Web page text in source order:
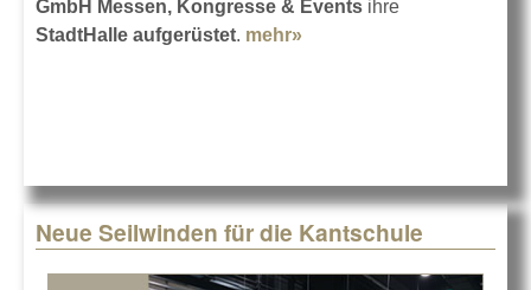
GmbH Messen, Kongresse & Events ihre
StadtHalle aufgerüstet. mehr»
Neue Seilwinden für die Kantschule